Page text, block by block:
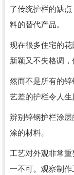
了传统护栏的缺
料的替代产品。
现在很多住宅的花
新颖又不失格调，
然而不是所有的
艺差的护栏令人生
辨别锌钢护栏涂
涂的材料。
工艺对外观非常
一不可。观察制作